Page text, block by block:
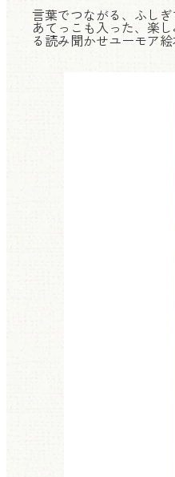
言葉でつながる、ふし
あてっこも入った、楽
る読み聞かせユーモア絵